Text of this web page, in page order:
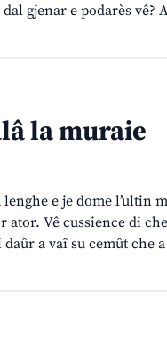
gjenar e podarès vê?
la muraie
e je dome l’ultin
ator. Vê cussience di
a vaî su cemût che